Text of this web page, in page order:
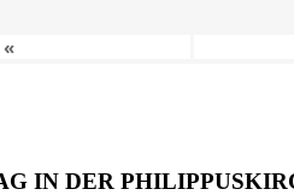
«
IN DER